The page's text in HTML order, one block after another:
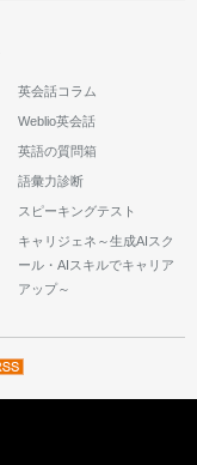
英会話コラム
Weblio英会話
英語の質問箱
語彙力診断
スピーキングテスト
キャリジェネ～生成AIスク
ール・AIスキルでキャリア
アップ～